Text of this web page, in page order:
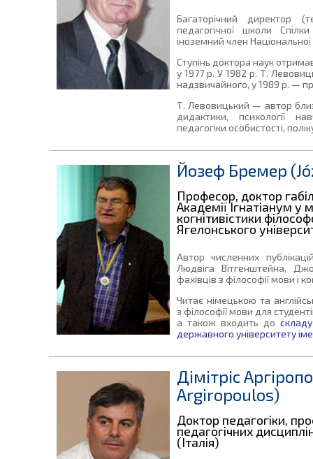
Багаторічний директор
педагогічної школи
іноземний член Національної
Ступінь доктора наук
у 1977 р. У 1982 р. Т.
надзвичайного, у 1989 р. —
Т. Левовицький — автор
дидактики, психології
педагогіки особистості,
Йозеф Бремер
Професор, доктор
Академії Ігнатіанум у
когнітивістики
Ягелонського
Автор численних
Людвіга Вітгенштейна,
фахівців з філософії мови і
Читає німецькою та
з філософії мови для
а також входить до
державного університету
Дімітріс
Argiropoulos)
Доктор педагогіки,
педагогічних
(Італія)